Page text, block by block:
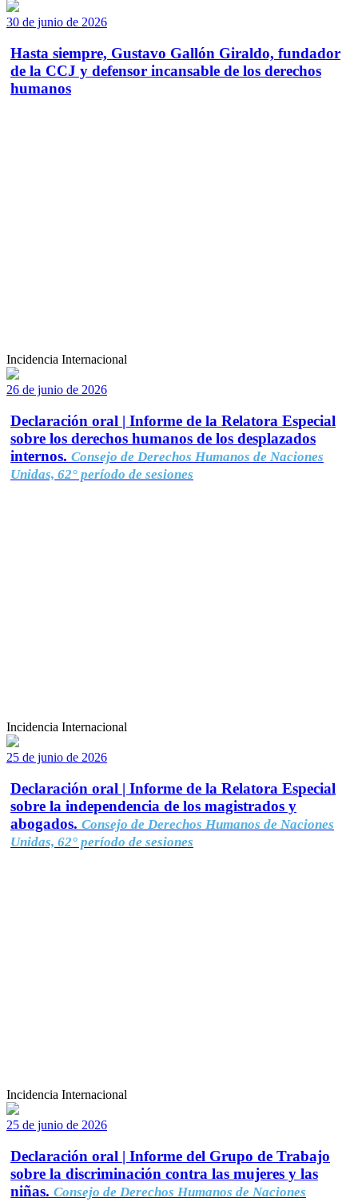
30 de junio de 2026
Hasta siempre, Gustavo Gallón Giraldo, fundador
de la CCJ y defensor incansable de los derechos
humanos
Incidencia Internacional
26 de junio de 2026
Declaración oral | Informe de la Relatora Especial
sobre los derechos humanos de los desplazados
internos. Consejo de Derechos Humanos de Naciones
Unidas, 62° período de sesiones
Incidencia Internacional
25 de junio de 2026
Declaración oral | Informe de la Relatora Especial
sobre la independencia de los magistrados y
abogados. Consejo de Derechos Humanos de Naciones
Unidas, 62° período de sesiones
Incidencia Internacional
25 de junio de 2026
Declaración oral | Informe del Grupo de Trabajo
sobre la discriminación contra las mujeres y las
niñas. Consejo de Derechos Humanos de Naciones